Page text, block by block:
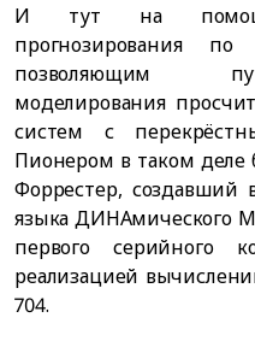
И тут на
прогнозирования
позволяющим
моделирования
систем с
Пионером в таком
Форрестер, создавший
языка ДИНАмического
первого серийного
реализацией
704.